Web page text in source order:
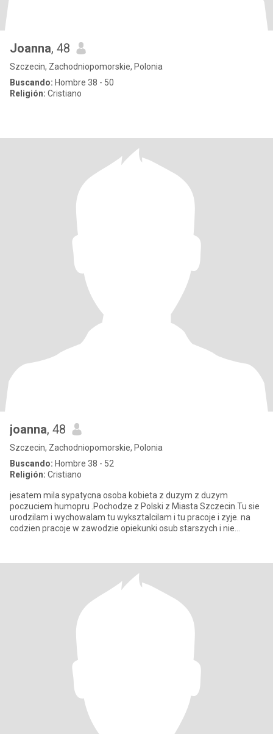
Joanna, 48
Szczecin, Zachodniopomorskie, Polonia
Buscando: Hombre 38 - 50
Religión: Cristiano
joanna, 48
Szczecin, Zachodniopomorskie, Polonia
Buscando: Hombre 38 - 52
Religión: Cristiano
jesatem mila sypatycna osoba kobieta z duzym z duzym
poczuciem humopru .Pochodze z Polski z Miasta Szczecin.Tu sie
urodzilam i wychowalam tu wyksztalcilam i tu pracoje i zyje. na
codzien pracoje w zawodzie opiekunki osub starszych i nie